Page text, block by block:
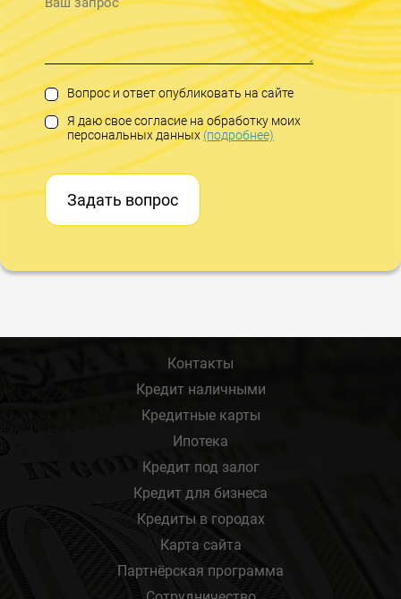
Вопрос и ответ опубликовать на сайте
Я даю свое согласие на обработку моих
персональных данных(подробнее)
Задать вопрос
Контакты
Кредит наличными
Кредитные карты
Ипотека
Кредит под залог
Кредит для бизнеса
Кредиты в городах
Карта сайта
Партнёрская программа